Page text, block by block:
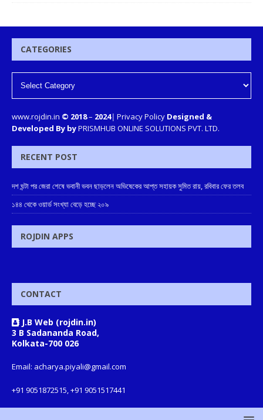
CATEGORIES
www.rojdin.in © 2018– 2024| Privacy Policy Designed &
Developed By byPRISMHUB ONLINE SOLUTIONS PVT. LTD.
RECENT POST
দশ ঘন্টা পর জেরা শেষে ভবানী ভবন ছাড়লেন অভিষেকের আপ্ত সহায়ক সুমিত রায়, রবিবার ফের তলব
১৪৪ থেকে ওয়ার্ড সংখ্যা বেড়ে হচ্ছে ২০৯
ROJDIN APPS
CONTACT
J.B Web (rojdin.in)
3 B Sadananda Road,
Kolkata-700 026
Email: acharya.piyali@gmail.com
+91 9051872515, +91 9051517441